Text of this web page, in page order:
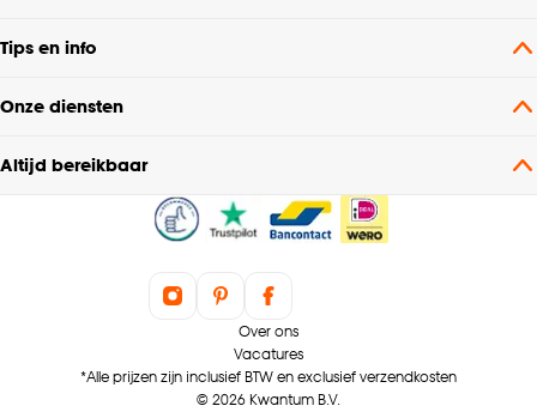
Tips en info
Onze diensten
Altijd bereikbaar
Over ons
Vacatures
*Alle prijzen zijn inclusief BTW en exclusief verzendkosten
© 2026 Kwantum B.V.